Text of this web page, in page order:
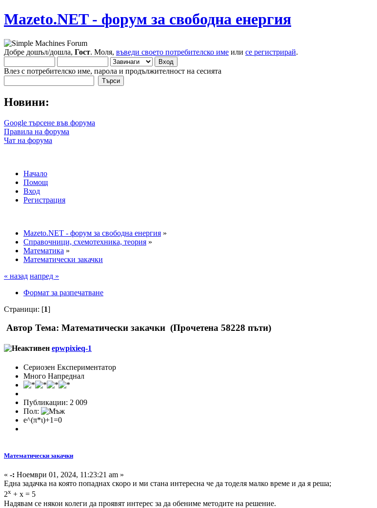
Mazeto.NET - форум за свободна енергия
Добре дошъл/дошла, Гост. Моля, въведи своето потребителско име или се регистрирай.
Влез с потребителско име, парола и продължителност на сесията
Новини:
Google търсене във форума
Правила на форума
Чат на форума
Начало
Помощ
Вход
Регистрация
Mazeto.NET - форум за свободна енергия »
Справочници, схемотехника, теория »
Математика »
Математически закачки
« назад напред »
Формат за разпечатване
Страници: [1]
Автор Тема: Математически закачки (Прочетена 58228 пъти)
epwpixieq-1
Сериозен Експериментатор
Много Напреднал
Публикации: 2 009
Пол:
e^(π*ι)+1=0
Математически закачки
« -: Ноември 01, 2024, 11:23:21 am »
Една задачка на която попаднах скоро и ми стана интересна че да тоделя малко време и да я реша;
2х + х = 5
Надявам се някои колеги да проявят интерес за да обениме методите на решение.